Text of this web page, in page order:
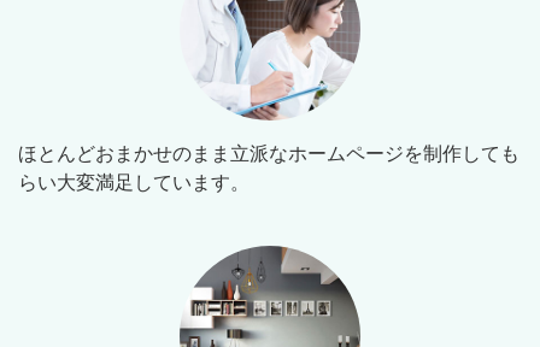
ほとんどおまかせのまま立派なホームページを制作しても
らい大変満足しています。